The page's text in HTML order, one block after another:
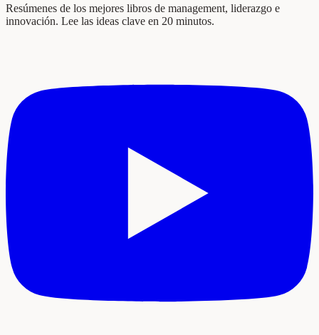
Resúmenes de los mejores libros de management, liderazgo e
innovación. Lee las ideas clave en 20 minutos.